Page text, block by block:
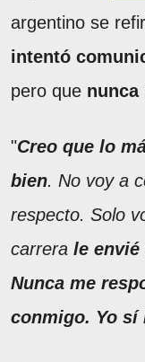
argentino se
intentó
pero que nunca
"Creo que lo
bien. No voy a
respecto. Solo
carrera le envié
Nunca me
conmigo. Yo sí